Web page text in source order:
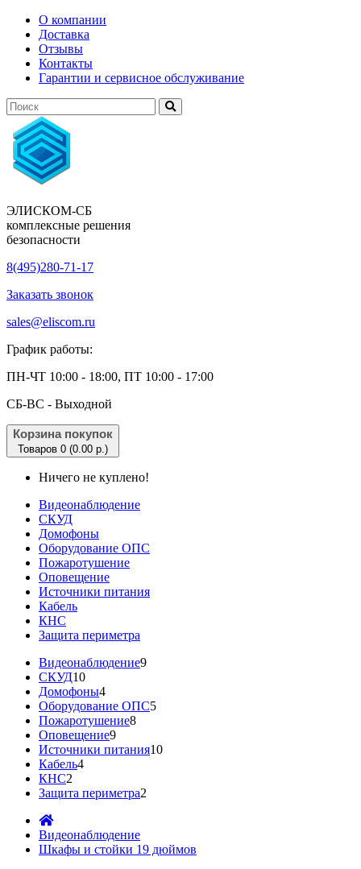
О компании
Доставка
Отзывы
Контакты
Гарантии и сервисное обслуживание
ЭЛИСКОМ-СБ
комплексные решения
безопасности
8(495)280-71-17
Заказать звонок
sales@eliscom.ru
График работы:
ПН-ЧТ 10:00 - 18:00, ПТ 10:00 - 17:00
CБ-ВС - Выходной
Корзина покупок
Товаров 0 (0.00 р.)
Ничего не куплено!
Видеонаблюдение
СКУД
Домофоны
Оборудование ОПС
Пожаротушение
Оповещение
Источники питания
Кабель
КНС
Защита периметра
Видеонаблюдение9
СКУД10
Домофоны4
Оборудование ОПС5
Пожаротушение8
Оповещение9
Источники питания10
Кабель4
КНС2
Защита периметра2
Видеонаблюдение
Шкафы и стойки 19 дюймов